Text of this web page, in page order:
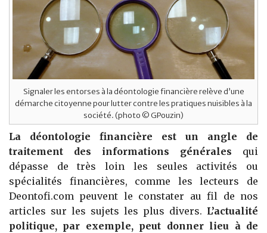
Signaler les entorses à la déontologie financière relève d’une
démarche citoyenne pour lutter contre les pratiques nuisibles à la
société. (photo © GPouzin)
La déontologie financière est un angle de
traitement des informations générales qui
dépasse de très loin les seules activités ou
spécialités financières, comme les lecteurs de
Deontofi.com peuvent le constater au fil de nos
articles sur les sujets les plus divers. L’actualité
politique, par exemple, peut donner lieu à de